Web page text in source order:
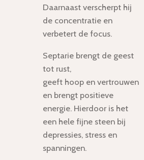
Daarnaast verscherpt hij
de concentratie en
verbetert de focus.
Septarie brengt de geest
tot rust,
geeft hoop en vertrouwen
en brengt positieve
energie. Hierdoor is het
een hele fijne steen bij
depressies, stress en
spanningen.